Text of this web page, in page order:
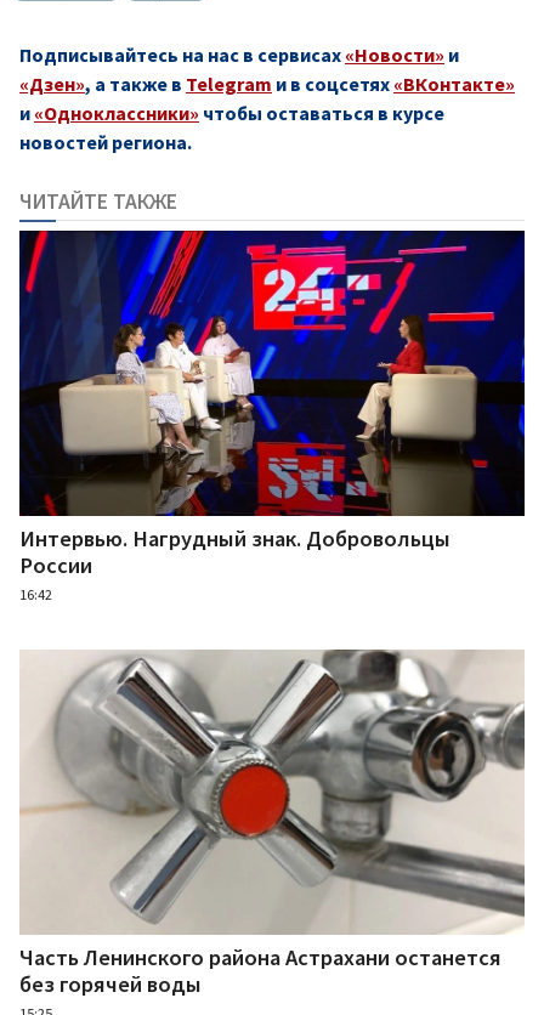
Подписывайтесь на нас в сервисах «Новости» и
«Дзен», а также в Telegram и в соцсетях «ВКонтакте»
и «Одноклассники» чтобы оставаться в курсе
новостей региона.
ЧИТАЙТЕ ТАКЖЕ
Интервью. Нагрудный знак. Добровольцы
России
16:42
Часть Ленинского района Астрахани останется
без горячей воды